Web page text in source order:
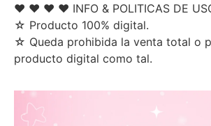
♥ ♥ ♥ ♥ INFO & POLITICAS DE
☆ Producto 100% digital.
☆ Queda prohibida la venta total o
producto digital como tal.